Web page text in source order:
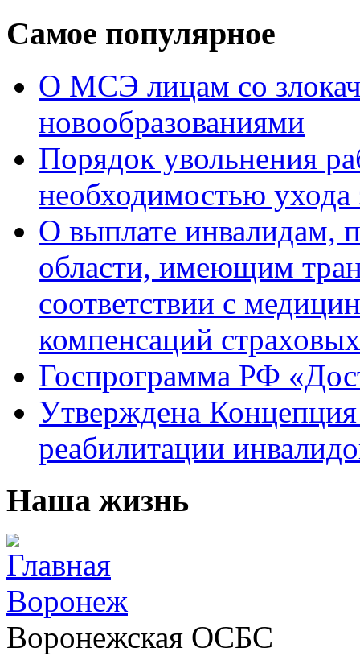
Самое популярное
О МСЭ лицам со
новообразованиями
Порядок увольнения
необходимостью
О выплате инвалидам,
области, имеющим
соответствии с
компенсаций
Госпрограмма РФ
Утверждена
реабилитации
Наша жизнь
Главная
Воронеж
Воронежская ОСБС